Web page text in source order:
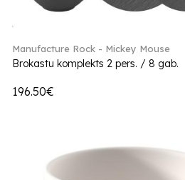
Manufacture Rock - Mickey Mouse
Brokastu komplekts 2 pers. / 8 gab.
196.50€